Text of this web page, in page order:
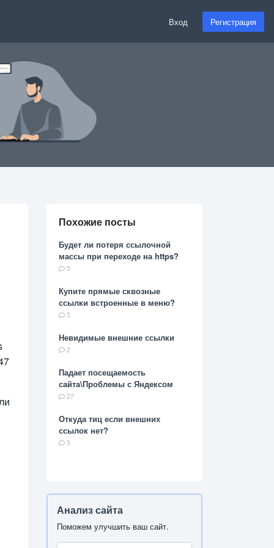
Вход Регистрация
Похожие посты
Будет ли потеря ссылочной
массы при переходе на https?
5
Купите прямые сквозные
ссылки встроенные в меню?
5
Невидимые внешние ссылки
2
Падает посещаемость
сайта\Проблемы с Яндексом
27
Откуда тиц если внешних
ссылок нет?
5
Анализ сайта
Поможем улучшить ваш сайт.